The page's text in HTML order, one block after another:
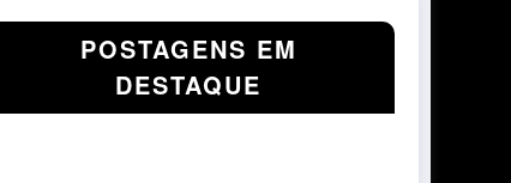
POSTAGENS EM
DESTAQUE